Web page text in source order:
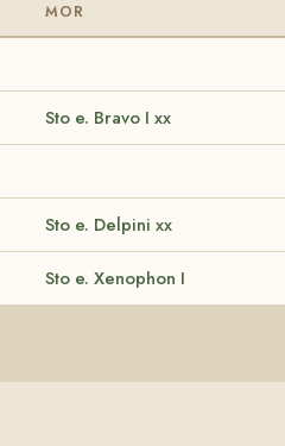
MOR
Sto e. Bravo I xx
Sto e. Delpini xx
Sto e. Xenophon I